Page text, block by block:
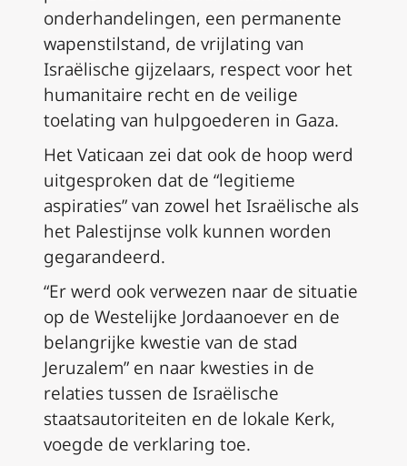
onderhandelingen, een permanente
wapenstilstand, de vrijlating van
Israëlische gijzelaars, respect voor het
humanitaire recht en de veilige
toelating van hulpgoederen in Gaza.
Het Vaticaan zei dat ook de hoop werd
uitgesproken dat de “legitieme
aspiraties” van zowel het Israëlische als
het Palestijnse volk kunnen worden
gegarandeerd.
“Er werd ook verwezen naar de situatie
op de Westelijke Jordaanoever en de
belangrijke kwestie van de stad
Jeruzalem” en naar kwesties in de
relaties tussen de Israëlische
staatsautoriteiten en de lokale Kerk,
voegde de verklaring toe.